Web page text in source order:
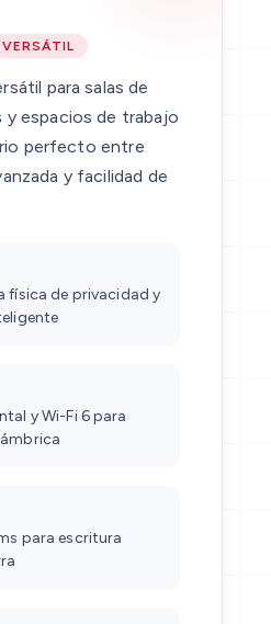
VERSÁTIL
para salas de
y espacios de trabajo
perfecto entre
y facilidad de
física de privacidad y
y Wi-Fi 6 para
para escritura